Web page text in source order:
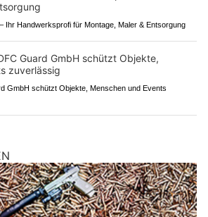
Ihr Handwerksprofi für Montage, Maler & Entsorgung
GmbH schützt Objekte, Menschen und Events